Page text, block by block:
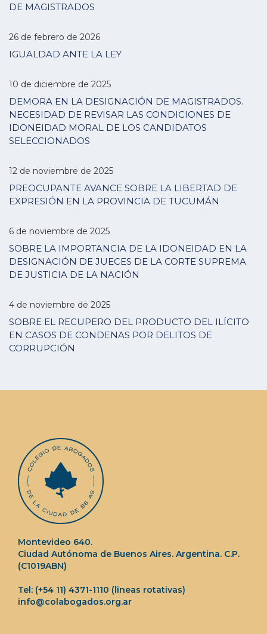
DE MAGISTRADOS
26 de febrero de 2026
IGUALDAD ANTE LA LEY
10 de diciembre de 2025
DEMORA EN LA DESIGNACIÓN DE MAGISTRADOS.
NECESIDAD DE REVISAR LAS CONDICIONES DE
IDONEIDAD MORAL DE LOS CANDIDATOS
SELECCIONADOS
12 de noviembre de 2025
PREOCUPANTE AVANCE SOBRE LA LIBERTAD DE
EXPRESIÓN EN LA PROVINCIA DE TUCUMÁN
6 de noviembre de 2025
SOBRE LA IMPORTANCIA DE LA IDONEIDAD EN LA
DESIGNACIÓN DE JUECES DE LA CORTE SUPREMA
DE JUSTICIA DE LA NACIÓN
4 de noviembre de 2025
SOBRE EL RECUPERO DEL PRODUCTO DEL ILÍCITO
EN CASOS DE CONDENAS POR DELITOS DE
CORRUPCIÓN
Montevideo 640.
Ciudad Autónoma de Buenos Aires. Argentina. C.P.
(C1019ABN)
Tel: (+54 11) 4371-1110 (lineas rotativas)
info@colabogados.org.ar